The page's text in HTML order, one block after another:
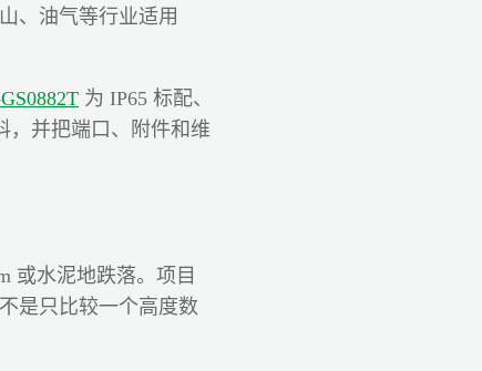
、油气等行业适用
为 IP65 标配、
，并把端口、附件和维
或水泥地跌落。项目
是只比较一个高度数